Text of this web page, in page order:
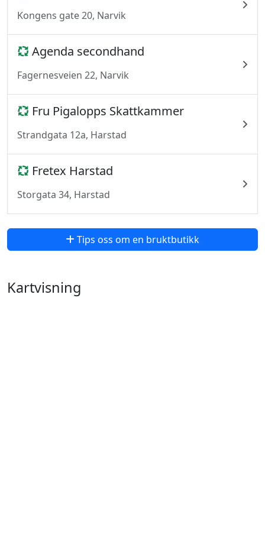
Kongens gate 20, Narvik
Agenda secondhand
Fagernesveien 22, Narvik
Fru Pigalopps Skattkammer
Strandgata 12a, Harstad
Fretex Harstad
Storgata 34, Harstad
Tips oss om en bruktbutikk
Kartvisning